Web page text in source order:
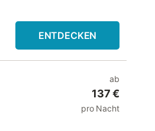
ENTDECKEN
ab
137 €
pro Nacht